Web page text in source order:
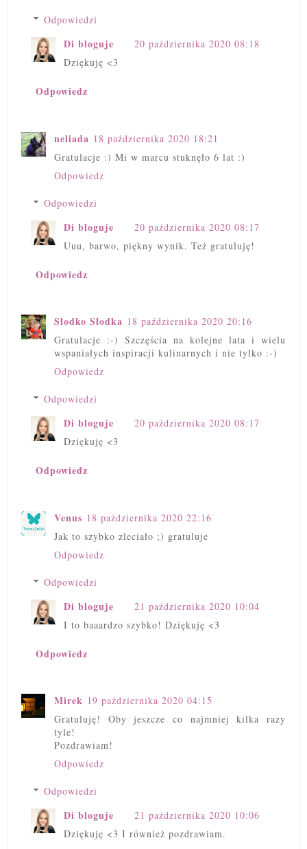
Odpowiedzi
Di bloguje
20 października 2020 08:18
Dziękuję <3
Odpowiedz
neliada 18 października 2020 18:21
Gratulacje :) Mi w marcu stuknęło 6 lat :)
Odpowiedz
Odpowiedzi
Di bloguje
20 października 2020 08:17
Uuu, barwo, piękny wynik. Też gratuluję!
Odpowiedz
Słodko Słodka 18 października 2020 20:16
Gratulacje :-) Szczęścia na kolejne lata i wielu
wspaniałych inspiracji kulinarnych i nie tylko :-)
Odpowiedz
Odpowiedzi
Di bloguje
20 października 2020 08:17
Dziękuję <3
Odpowiedz
Venus 18 października 2020 22:16
Jak to szybko zleciało ;) gratuluje
Odpowiedz
Odpowiedzi
Di bloguje
21 października 2020 10:04
I to baaardzo szybko! Dziękuję <3
Odpowiedz
Mirek 19 października 2020 04:15
Gratuluję! Oby jeszcze co najmniej kilka razy
tyle!
Pozdrawiam!
Odpowiedz
Odpowiedzi
Di bloguje
21 października 2020 10:06
Dziękuję <3 I również pozdrawiam.